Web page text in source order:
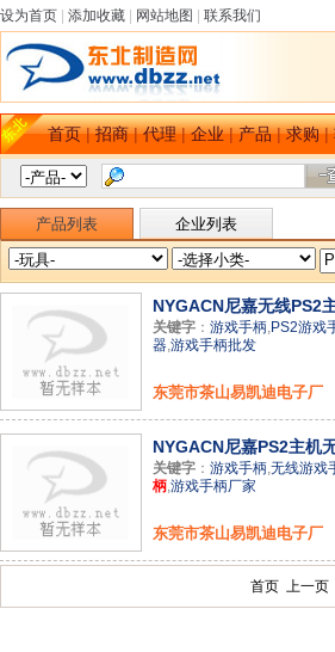
设为首页 添加收藏 网站地图 联系我们
首页|招商|代理|企业|产品|求购|
产品列表 企业列表
NYGACN尼嘉无线PS2
关键字 ： 游戏手柄,PS2游戏
器,游戏手柄批发
东莞市茶山易凯迪电子厂
NYGACN尼嘉PS2主机
关键字 ： 游戏手柄,无线游戏
柄,游戏手柄厂家
东莞市茶山易凯迪电子厂
首页 上一